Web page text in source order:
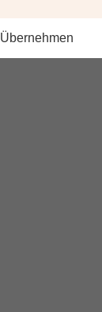
Übernehmen